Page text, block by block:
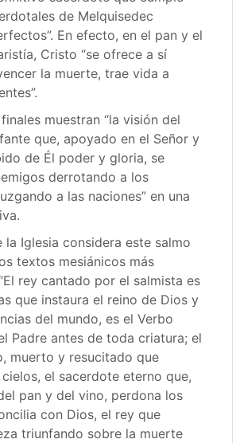
de Melquisedec
En efecto, en el pan y el
Cristo “se ofrece a sí
la muerte, trae vida a
muestran “la visión del
que, apoyado en el Señor y
de Él poder y gloria, se
derrotando a los
a las naciones” en una
la Iglesia considera este salmo
textos mesiánicos más
rey cantado por el salmista es
que instaura el reino de Dios y
del mundo, es el Verbo
Padre antes de toda criatura; el
muerto y resucitado que
el sacerdote eterno que,
pan y del vino, perdona los
con Dios, el rey que
triunfando sobre la muerte